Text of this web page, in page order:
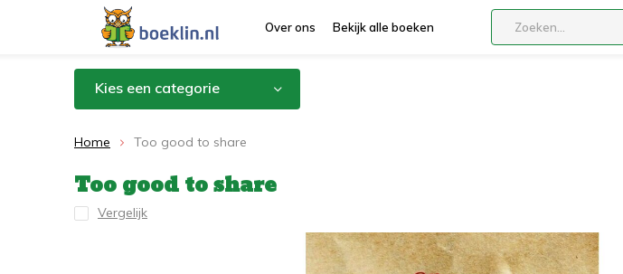
Over ons Bekijk alle boeken
Kies een categorie
Home Too good to share
Too good to share
Vergelijk